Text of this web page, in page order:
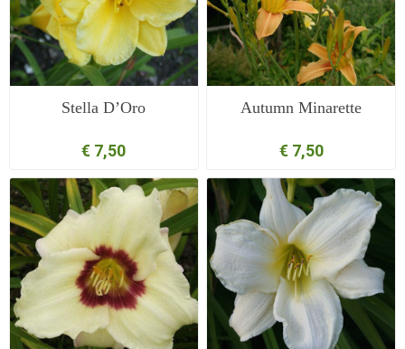
Stella D’Oro
€ 7,50
Autumn Minarette
€ 7,50